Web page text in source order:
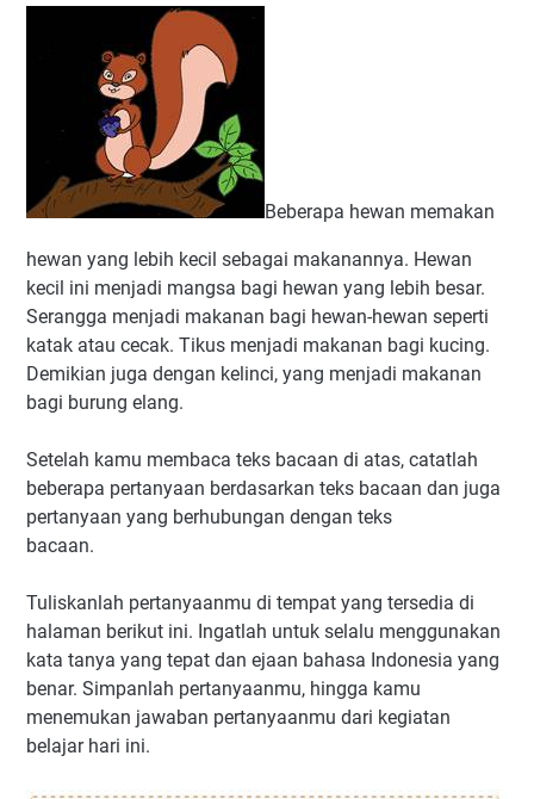
Beberapa hewan memakan
hewan yang lebih kecil sebagai makanannya. Hewan
kecil ini menjadi mangsa bagi hewan yang lebih besar.
Serangga menjadi makanan bagi hewan-hewan seperti
katak atau cecak. Tikus menjadi makanan bagi kucing.
Demikian juga dengan kelinci, yang menjadi makanan
bagi burung elang.
Setelah kamu membaca teks bacaan di atas, catatlah
beberapa pertanyaan berdasarkan teks bacaan dan juga
pertanyaan yang berhubungan dengan teks
bacaan.
Tuliskanlah pertanyaanmu di tempat yang tersedia di
halaman berikut ini. Ingatlah untuk selalu menggunakan
kata tanya yang tepat dan ejaan bahasa Indonesia yang
benar. Simpanlah pertanyaanmu, hingga kamu
menemukan jawaban pertanyaanmu dari kegiatan
belajar hari ini.